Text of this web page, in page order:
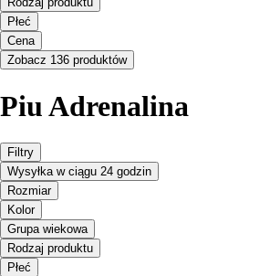
Płeć
Cena
Zobacz 136 produktów
Piu Adrenalina
Filtry
Wysyłka w ciągu 24 godzin
Rozmiar
Kolor
Grupa wiekowa
Rodzaj produktu
Płeć